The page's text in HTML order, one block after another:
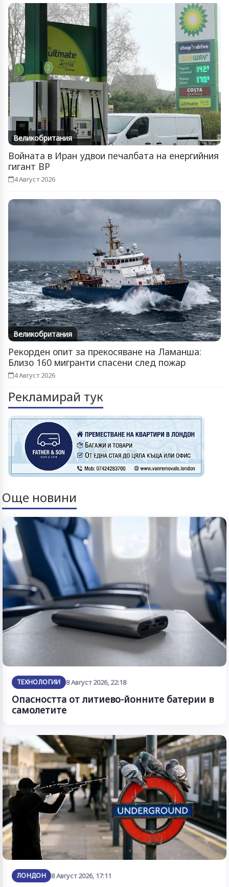
Великобритания
Войната в Иран удвои печалбата на енергийния
гигант BP
4 Август 2026
Великобритания
Рекорден опит за прекосяване на Ламанша:
Близо 160 мигранти спасени след пожар
4 Август 2026
Рекламирай тук
Още новини
ТЕХНОЛОГИИ 8 Август 2026, 22:18
Опасността от литиево-йонните батерии в
самолетите
ЛОНДОН 8 Август 2026, 17:11